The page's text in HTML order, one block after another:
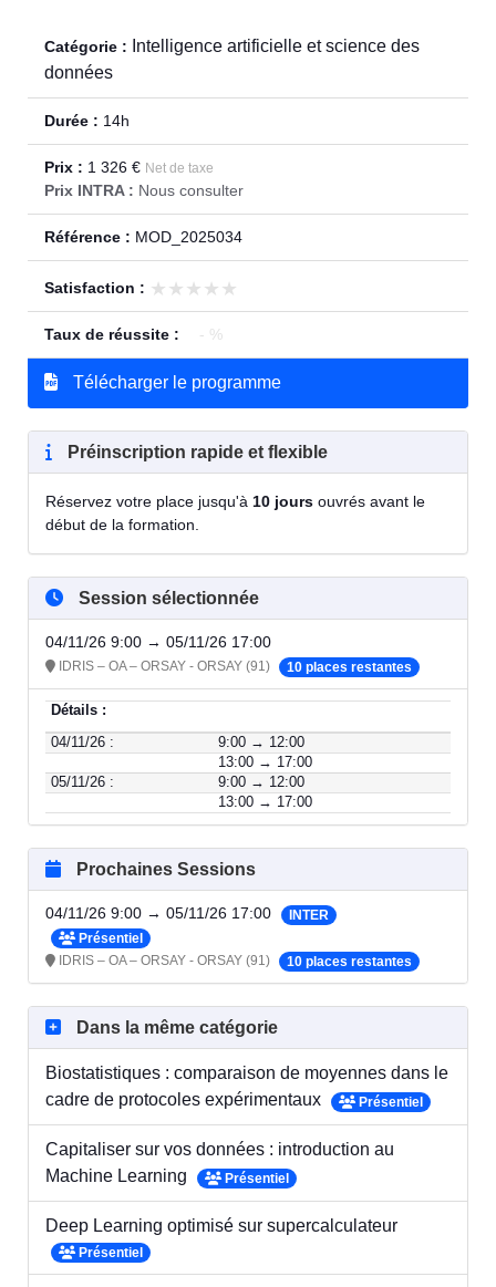
Catégorie :
Intelligence artificielle et science des
données
Durée : 14h
Prix : 1 326 € Net de taxe
Prix INTRA : Nous consulter
Référence : MOD_2025034
Satisfaction : ★★★★★
★★★★★
Taux de réussite : - %
Télécharger le programme
Préinscription rapide et flexible
Réservez votre place jusqu'à 10 jours ouvrés avant le
début de la formation.
Session sélectionnée
04/11/26 9:00 → 05/11/26 17:00
IDRIS – OA – ORSAY - ORSAY (91) 10 places restantes
Détails :
04/11/26 :
9:00 → 12:00
13:00 → 17:00
05/11/26 :
9:00 → 12:00
13:00 → 17:00
Prochaines Sessions
04/11/26 9:00 → 05/11/26 17:00
INTER
Présentiel
IDRIS – OA – ORSAY - ORSAY (91)
10 places restantes
Dans la même catégorie
Biostatistiques : comparaison de moyennes dans le
cadre de protocoles expérimentaux
Présentiel
Capitaliser sur vos données : introduction au
Machine Learning
Présentiel
Deep Learning optimisé sur supercalculateur
Présentiel